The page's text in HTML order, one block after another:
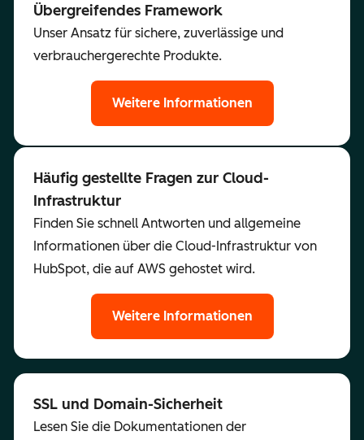
Übergreifendes Framework
Unser Ansatz für sichere, zuverlässige und
verbrauchergerechte Produkte.
Weitere Informationen
Häufig gestellte Fragen zur Cloud-
Infrastruktur
Finden Sie schnell Antworten und allgemeine
Informationen über die Cloud-Infrastruktur von
HubSpot, die auf AWS gehostet wird.
Weitere Informationen
SSL und Domain-Sicherheit
Lesen Sie die Dokumentationen der